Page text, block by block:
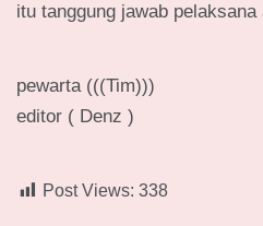
itu tanggung jawab pelaksana
pewarta (((Tim)))
editor ( Denz )
Post Views: 338